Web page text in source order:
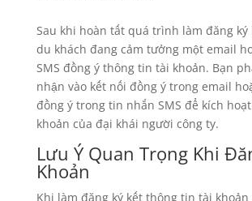
Sau khi hoàn tất quá trình làm đăng ký
du khách đang cảm tưởng một email
SMS đồng ý thông tin tài khoản. Bạn
nhận vào kết nối đồng ý trong email
đồng ý trong tin nhắn SMS để kích
khoản của đại khái người công ty.
Lưu Ý Quan Trọng Khi
Khoản
Khi làm đăng ký kết thông tin tài